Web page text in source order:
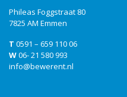
Phileas Foggstraat 80
7825 AM Emmen
T 0591 – 659 110 06
W06- 21 580 993
info@bewerent.nl